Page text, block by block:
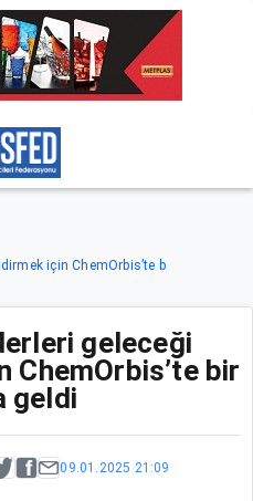
için ChemOrbis’te b
geleceği
ChemOrbis’te bir
geldi
09.01.2025 21:09